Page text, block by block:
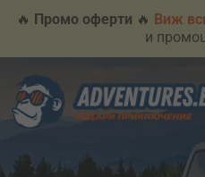
🔥 Промо оферти 🔥 Виж
и